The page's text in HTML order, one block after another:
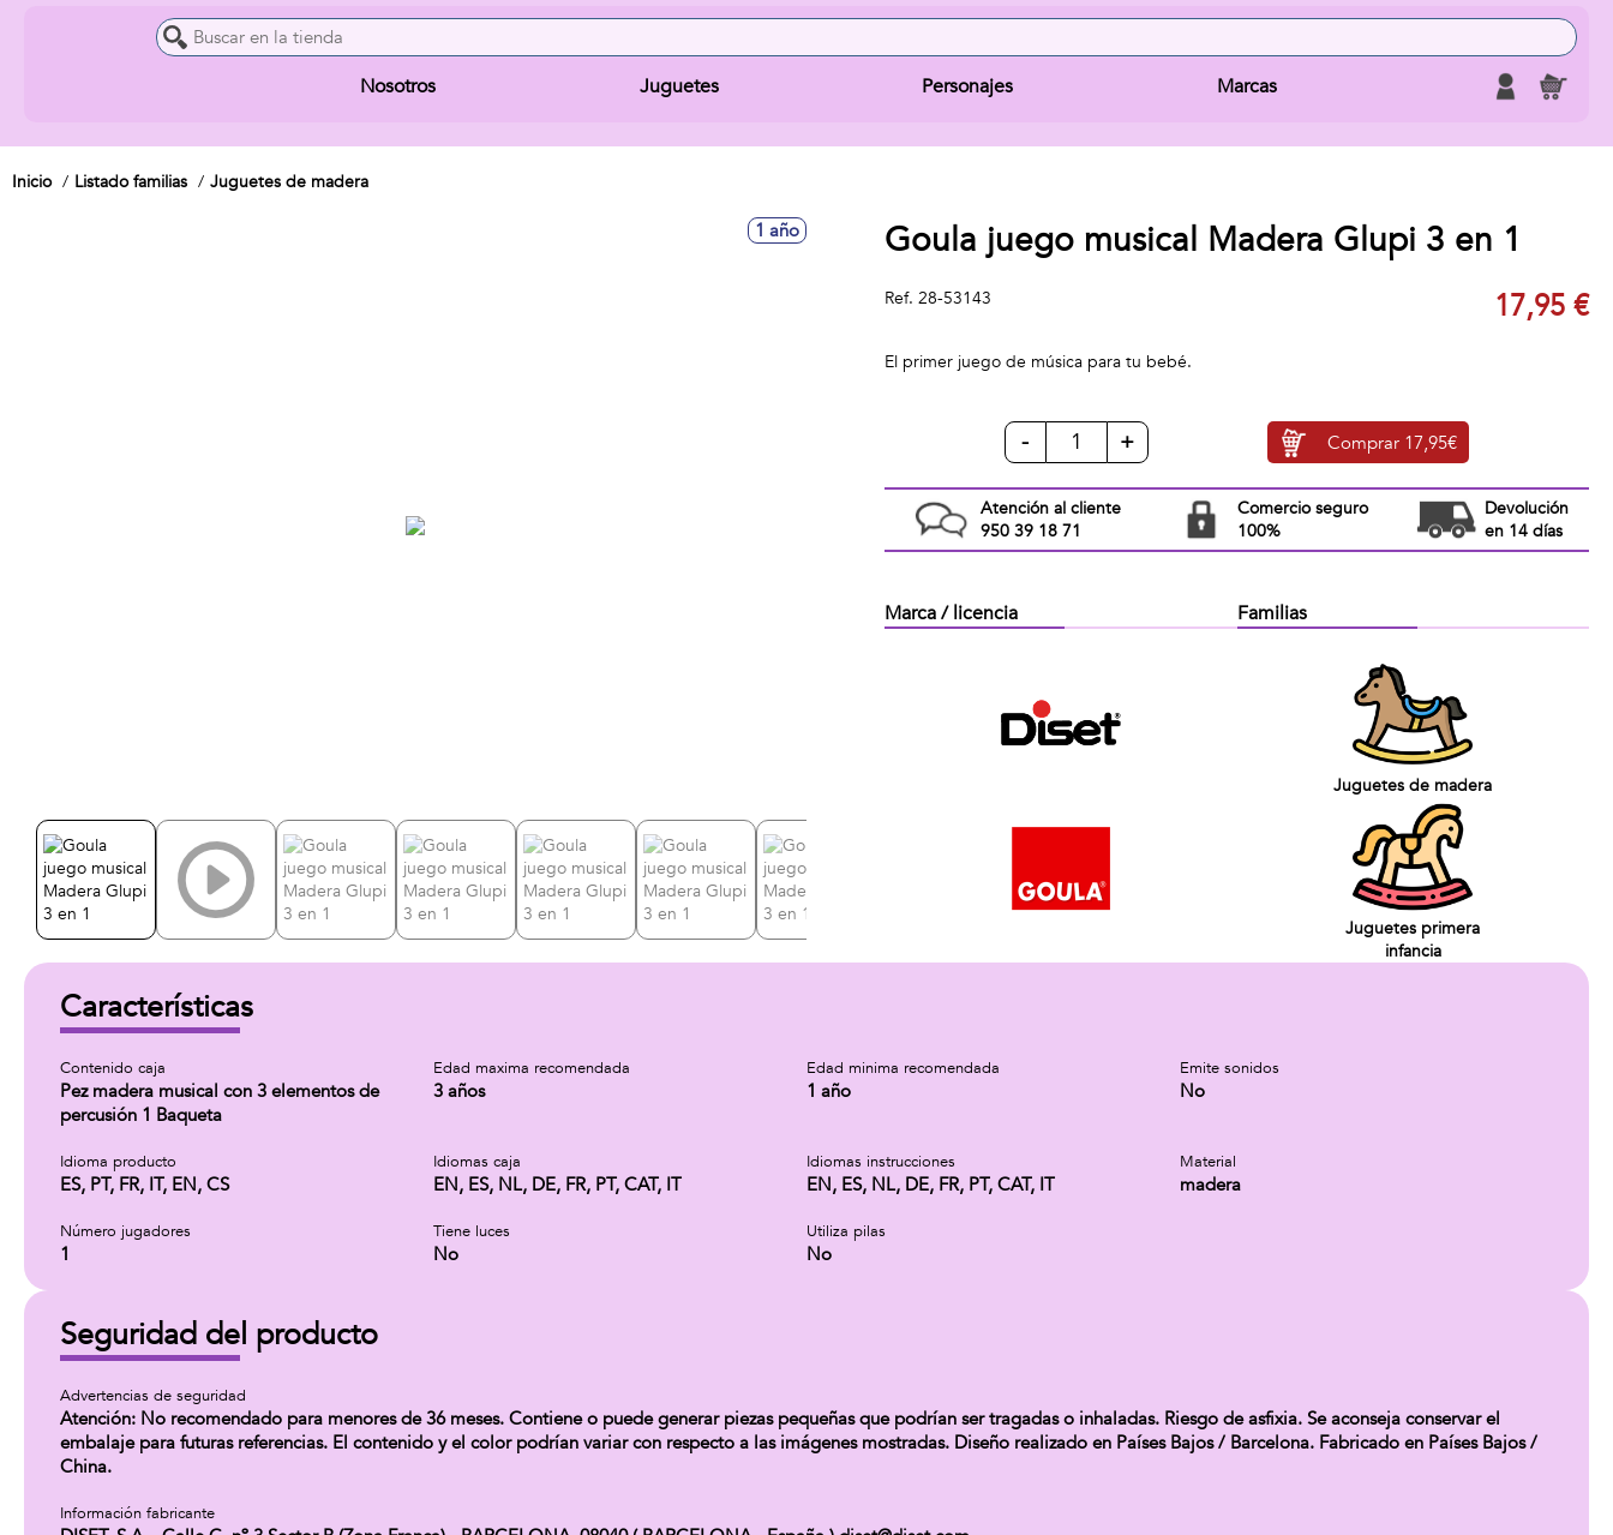
Nosotros Juguetes Personajes Marcas
Inicio Listado familias Juguetes de madera
1 año Goula juego musical Madera Glupi 3 en 1
Ref. 28-53143 17,95 €
El primer juego de música para tu bebé.
- + Comprar 17,95€
Atención al cliente
950 39 18 71
Comercio seguro
100%
Devolución
en 14 días
Marca / licencia Familias
Juguetes de madera
Juguetes primera
infancia
Características
Contenido caja
Pez madera musical con 3 elementos de
percusión 1 Baqueta
Edad maxima recomendada
3 años
Edad minima recomendada
1 año
Emite sonidos
No
Idioma producto
ES, PT, FR, IT, EN, CS
Idiomas caja
EN, ES, NL, DE, FR, PT, CAT, IT
Idiomas instrucciones
EN, ES, NL, DE, FR, PT, CAT, IT
Material
madera
Número jugadores
1
Tiene luces
No
Utiliza pilas
No
Seguridad del producto
Advertencias de seguridad
Atención: No recomendado para menores de 36 meses. Contiene o puede generar piezas pequeñas que podrían ser tragadas o inhaladas. Riesgo de asfixia. Se aconseja conservar el
embalaje para futuras referencias. El contenido y el color podrían variar con respecto a las imágenes mostradas. Diseño realizado en Países Bajos / Barcelona. Fabricado en Países Bajos /
China.
Información fabricante